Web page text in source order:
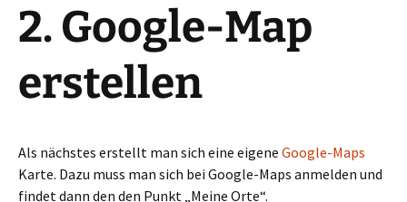
2. Google-Map
erstellen
Als nächstes erstellt man sich eine eigene Google-Maps
Karte. Dazu muss man sich bei Google-Maps anmelden und
findet dann den den Punkt „Meine Orte“.